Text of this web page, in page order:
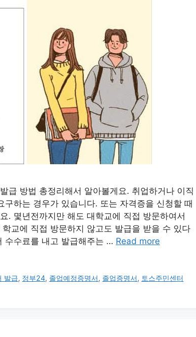
급 방법 총정리해서 알아볼게요. 취업하거나 이직
하는 경우가 있습니다. 또는 자격증을 신청할 때
. 몇년전까지만 해도 대학교에 직접 방문하여서
교에 직접 방문하지 않고도 발급을 받을 수 있다
수수료를 내고 발급해주는 … Read more
발급, 정부24, 졸업예정증명서, 졸업증명서, 토스주민센터